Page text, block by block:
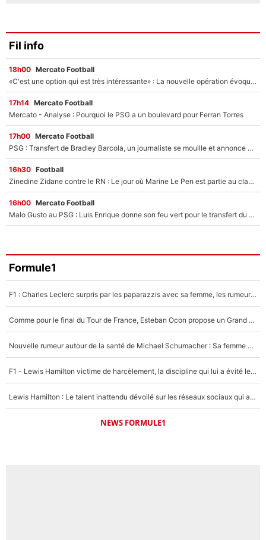
Fil info
18h00 Mercato Football
«C'est une option qui est très intéressante» : La nouvelle opération évoquée au PSG est déjà validée dans l’After Foot
17h14 Mercato Football
Mercato - Analyse : Pourquoi le PSG a un boulevard pour Ferran Torres
17h00 Mercato Football
PSG : Transfert de Bradley Barcola, un journaliste se mouille et annonce déjà la fin du feuilleton !
16h30 Football
Zinedine Zidane contre le RN : Le jour où Marine Le Pen est partie au clash avec le sélectionneur de l’équipe de France
16h00 Mercato Football
Malo Gusto au PSG : Luis Enrique donne son feu vert pour le transfert du Français qui pourrait atteindre une somme record
Formule1
F1 : Charles Leclerc surpris par les paparazzis avec sa femme, les rumeurs étaient vraies !
Comme pour le final du Tour de France, Esteban Ocon propose un Grand Prix de Formule 1 à Paris : «Autour de l’Arc de Triomphe, ce serait génial» !
Nouvelle rumeur autour de la santé de Michael Schumacher : Sa femme Corinna sort du silence
F1 - Lewis Hamilton victime de harcèlement, la discipline qui lui a évité le pire : «J'aurais probablement mal tourné»
Lewis Hamilton : Le talent inattendu dévoilé sur les réseaux sociaux qui a impressionné Kim Kardashian pendant leurs vacances en amoureux !
NEWS FORMULE1